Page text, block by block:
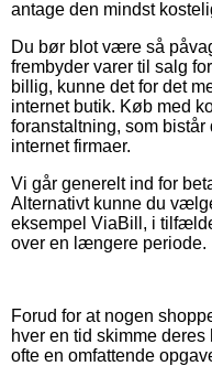
antage den mindst
Du bør blot være så
frembyder varer til salg
billig, kunne det for det
internet butik. Køb med
foranstaltning, som
internet firmaer.
Vi går generelt ind for
Alternativt kunne du
eksempel ViaBill, i
over en længere periode.
Forud for at nogen
hver en tid skimme
ofte en omfattende